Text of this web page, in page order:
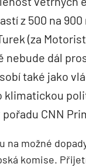
z 500 na
(za
nebude dál
také jako
klimatickou
CNN
na možné
komise.